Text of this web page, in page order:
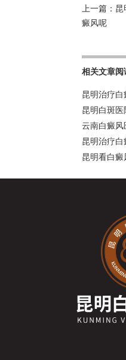
上一篇： 昆
癜风呢
相关文章阅
昆明治疗
昆明白斑
云南白癜风
昆明治疗
昆明看白